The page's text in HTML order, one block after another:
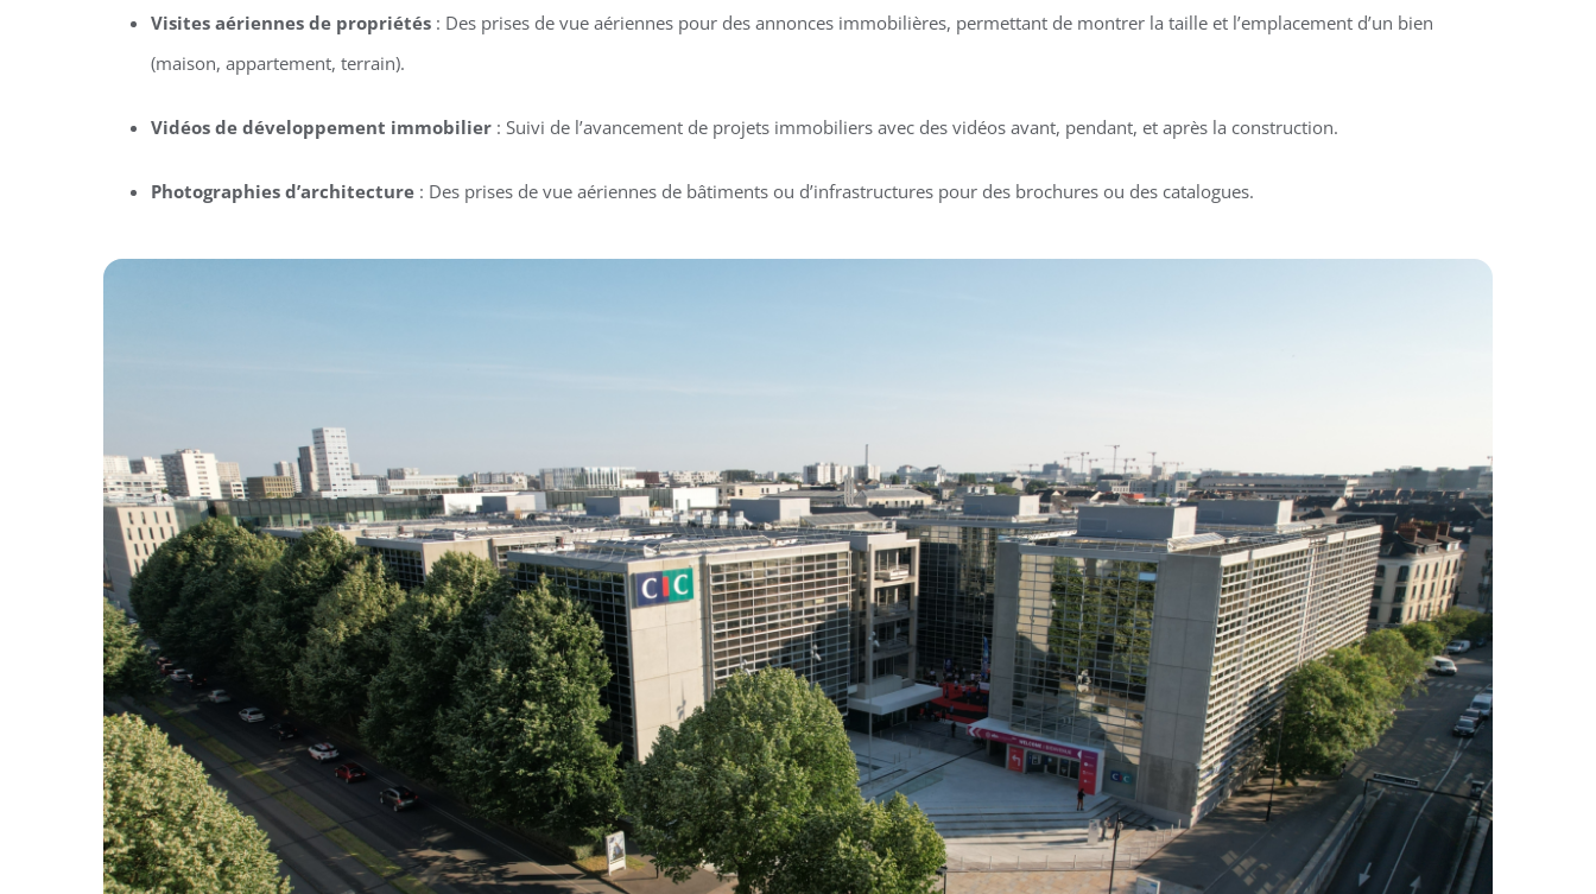
Visites aériennes de propriétés: Des prises de vue aériennes pour des annonces immobilières, permettant de montrer la taille et l’emplacement d’un bien
(maison, appartement, terrain).
Vidéos de développement immobilier: Suivi de l’avancement de projets immobiliers avec des vidéos avant, pendant, et après la construction.
Photographies d’architecture: Des prises de vue aériennes de bâtiments ou d’infrastructures pour des brochures ou des catalogues.